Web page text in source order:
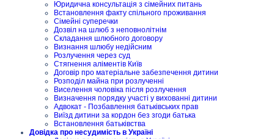
Юридична консультація з сімейних питань
Встановлення факту спільного проживання
Сімейні суперечки
Дозвіл на шлюб з неповнолітнім
Складання шлюбного договору
Визнання шлюбу недійсним
Розлучення через суд
Стягнення аліментів Київ
Договір про матеріальне забезпечення дитини
Розподіл майна при розлученні
Виселення чоловіка після розлучення
Визначення порядку участі у вихованні дитини
Адвокат - Позбавлення батьківських прав
Виїзд дитини за кордон без згоди батька
Встановлення батьківства
Довідка про несудимість в Україні